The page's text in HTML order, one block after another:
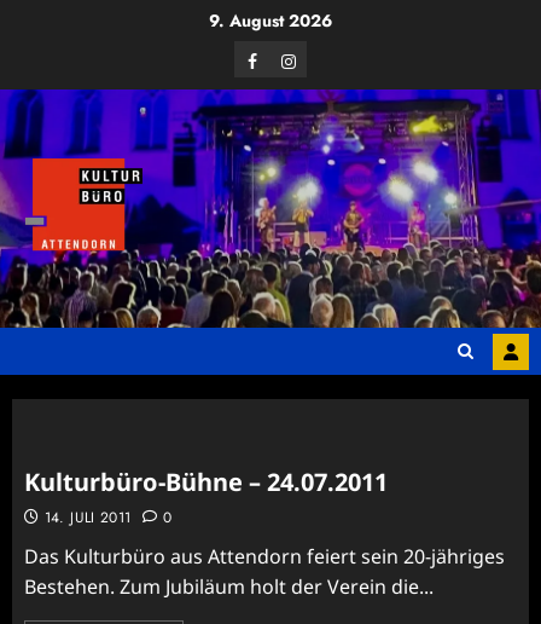
9. August 2026
FacebookInstagram
Kulturbüro-Bühne – 24.07.2011
14. JULI 2011 0
Das Kulturbüro aus Attendorn feiert sein 20-jähriges
Bestehen. Zum Jubiläum holt der Verein die...